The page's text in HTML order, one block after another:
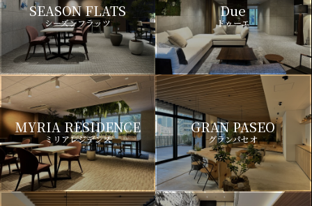
SEASON FLATS
シーズンフラッツ
Due
ドゥーエ
MYRIA RESIDENCE
ミリアレジデンス
GRAN PASEO
グランパセオ